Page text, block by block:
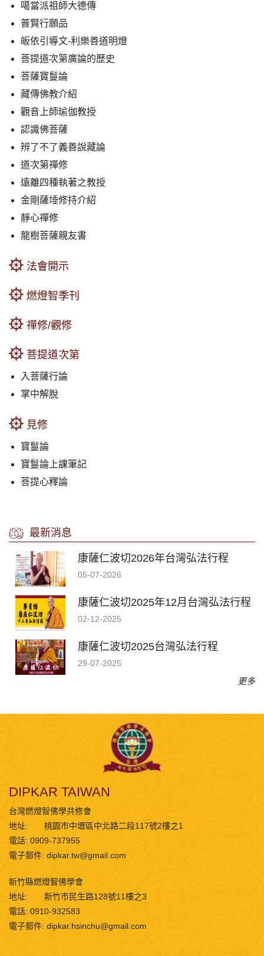
噶當派祖師大德傳
普賢行願品
皈依引導文-利樂善道明燈
菩提道次第廣論的歷史
菩薩寶鬘論
藏傳佛教介紹
觀音上師瑜伽教授
認識佛菩薩
辨了不了義善說藏論
道次第禪修
遠離四種執著之教授
金剛薩埵修持介紹
靜心禪修
龍樹菩薩親友書
法會開示
燃燈智季刊
禪修/觀修
菩提道次第
入菩薩行論
掌中解脫
見修
寶鬘論
寶鬘論上課筆記
菩提心釋論
最新消息
康薩仁波切2026年台灣弘法行程
05-07-2026
康薩仁波切2025年12月台灣弘法行程
02-12-2025
康薩仁波切2025台灣弘法行程
29-07-2025
更多
DIPKAR TAIWAN
台灣燃燈智佛學共修會
地址:
桃園市中壢區中北路二段117號2樓之1
電話: 0909-737955
電子郵件: dipkar.tw@gmail.com
新竹縣燃燈智佛學會
地址:
新竹市民生路128號11樓之3
電話: 0910-932583
電子郵件: dipkar.hsinchu@gmail.com